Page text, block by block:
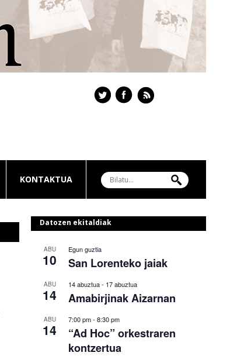
KONTAKTUA
Datozen ekitaldiak
ABU
10
Egun guztia
San Lorenteko jaiak
ABU
14
14 abuztua- 17 abuztua
Amabirjinak Aizarnan
ABU
14
7:00 pm- 8:30 pm
“Ad Hoc” orkestraren
kontzertua